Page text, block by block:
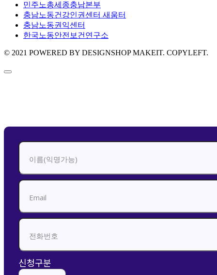
민주노총세종충남본부
충남노동건강인권센터 새움터
충남노동권익센터
한국노동안전보건연구소
© 2021 POWERED BY DESIGNSHOP MAKEIT. COPYLEFT.
신청구분